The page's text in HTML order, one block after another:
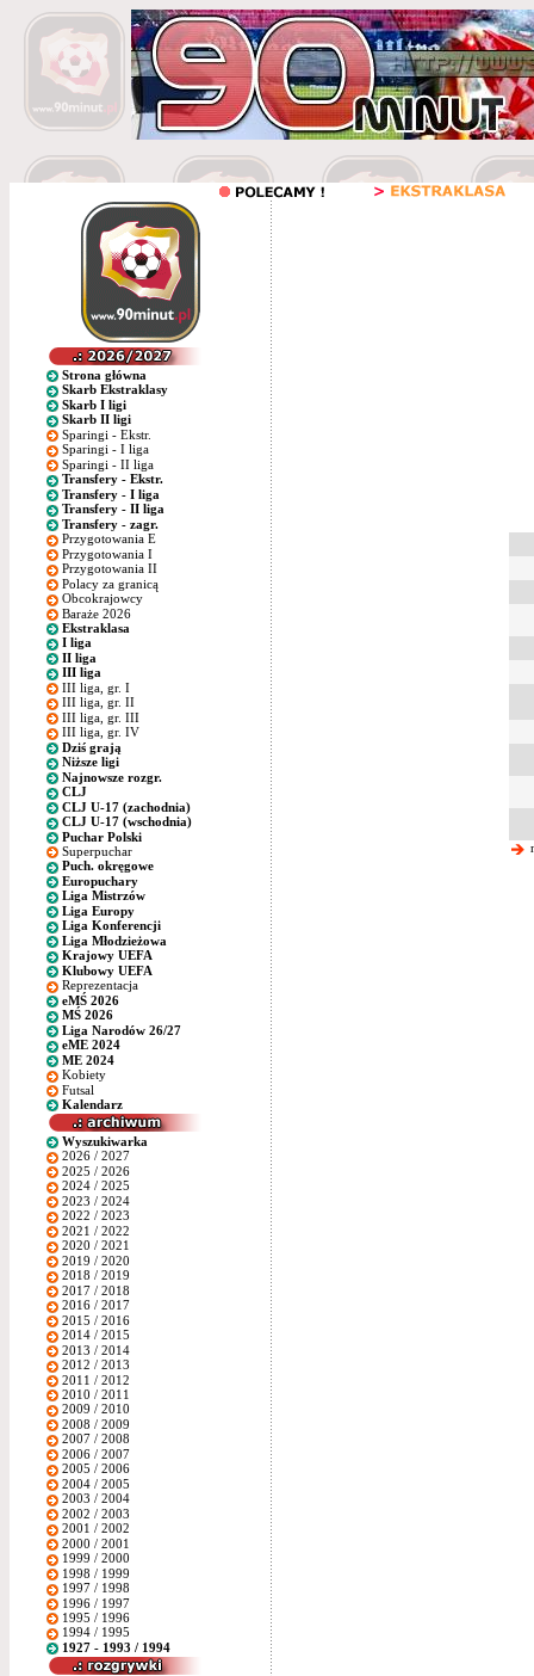
Strona główna
Skarb Ekstraklasy
Skarb I ligi
Skarb II ligi
Sparingi - Ekstr.
Sparingi - I liga
Sparingi - II liga
Transfery - Ekstr.
Transfery - I liga
Transfery - II liga
Transfery - zagr.
Przygotowania E
Przygotowania I
Przygotowania II
Polacy za granicą
Obcokrajowcy
Baraże 2026
Ekstraklasa
I liga
II liga
III liga
III liga, gr. I
III liga, gr. II
III liga, gr. III
III liga, gr. IV
Dziś grają
Niższe ligi
Najnowsze rozgr.
CLJ
CLJ U-17 (zachodnia)
CLJ U-17 (wschodnia)
Puchar Polski
Superpuchar
Puch. okręgowe
Europuchary
Liga Mistrzów
Liga Europy
Liga Konferencji
Liga Młodzieżowa
Krajowy UEFA
Klubowy UEFA
Reprezentacja
eMŚ 2026
MŚ 2026
Liga Narodów 26/27
eME 2024
ME 2024
Kobiety
Futsal
Kalendarz
Wyszukiwarka
2026 / 2027
2025 / 2026
2024 / 2025
2023 / 2024
2022 / 2023
2021 / 2022
2020 / 2021
2019 / 2020
2018 / 2019
2017 / 2018
2016 / 2017
2015 / 2016
2014 / 2015
2013 / 2014
2012 / 2013
2011 / 2012
2010 / 2011
2009 / 2010
2008 / 2009
2007 / 2008
2006 / 2007
2005 / 2006
2004 / 2005
2003 / 2004
2002 / 2003
2001 / 2002
2000 / 2001
1999 / 2000
1998 / 1999
1997 / 1998
1996 / 1997
1995 / 1996
1994 / 1995
1927 - 1993 / 1994